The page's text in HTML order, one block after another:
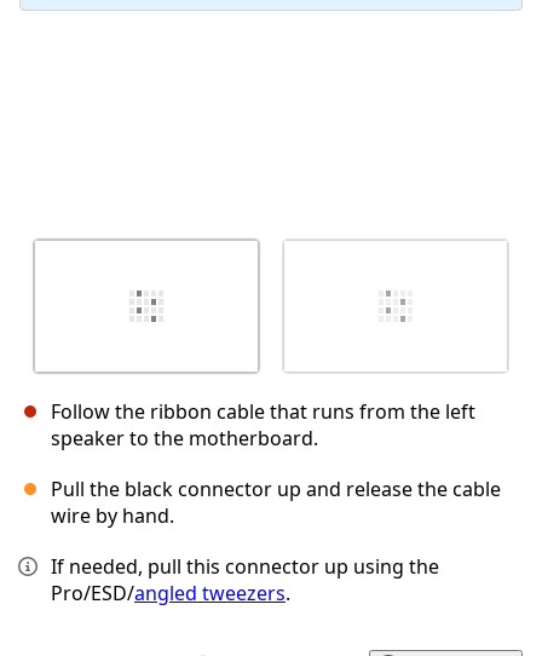
Follow the ribbon cable that runs from the left
speaker to the motherboard.
Pull the black connector up and release the cable
wire by hand.
If needed, pull this connector up using the
Pro/ESD/angled tweezers.